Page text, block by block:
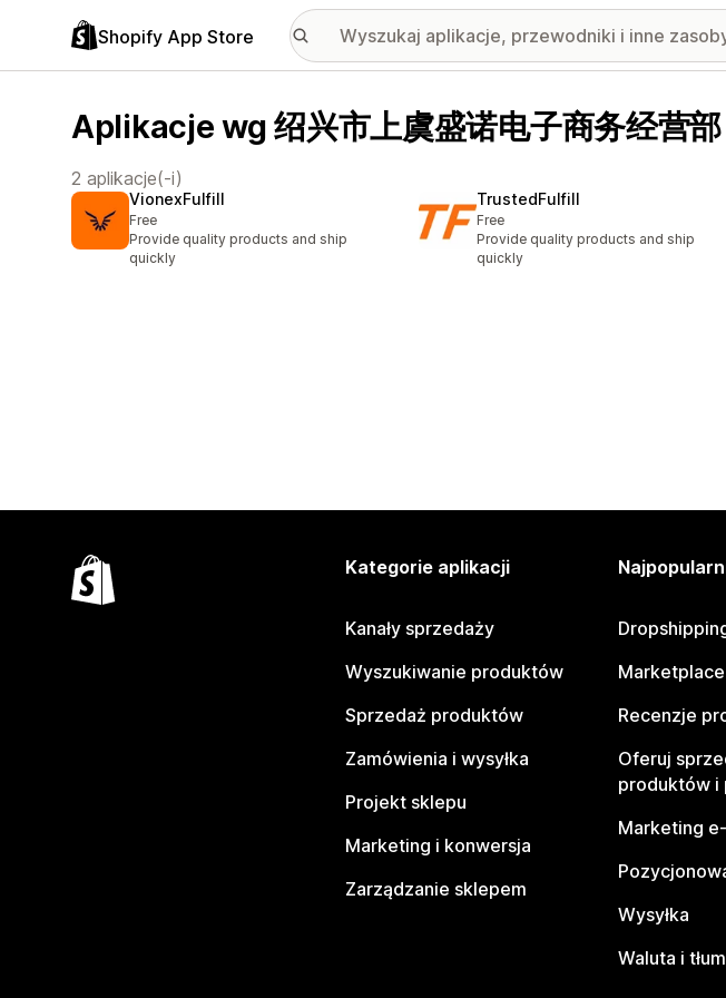
Shopify App Store
Aplikacje wg 绍兴市上虞盛诺电子商务经营部
2 aplikacje(-i)
VionexFulfill
Free
Provide quality products and ship
quickly
TrustedFulfill
Free
Provide quality products and ship
quickly
Kategorie aplikacji
Kanały sprzedaży
Wyszukiwanie produktów
Sprzedaż produktów
Zamówienia i wysyłka
Projekt sklepu
Marketing i konwersja
Zarządzanie sklepem
Marketplace
Recenzje
Oferuj
produktów i
Marketing
Wysyłka
Waluta i